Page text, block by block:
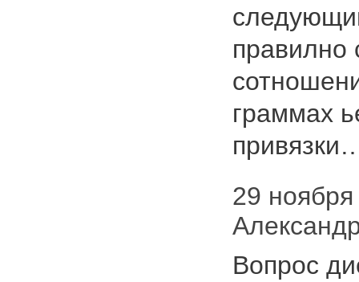
правилно
граммах
29 ноября
Вопрос